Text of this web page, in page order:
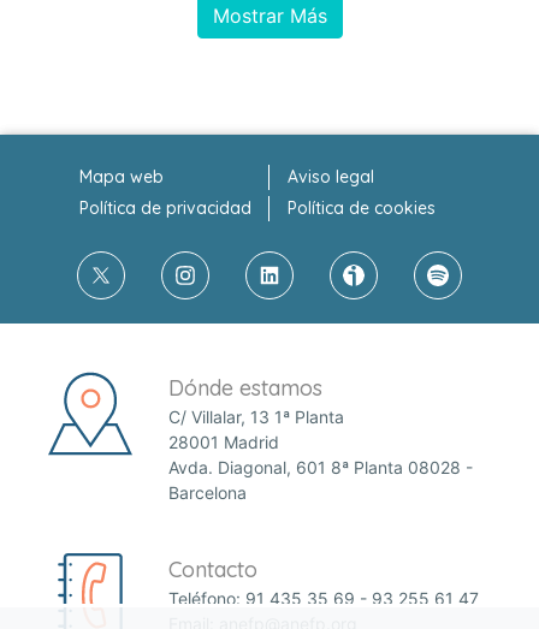
Mostrar Más
Mapa web
Aviso legal
Política de privacidad
Política de cookies
Dónde estamos
C/ Villalar, 13 1ª Planta
28001 Madrid
Avda. Diagonal, 601 8ª Planta 08028 -
Barcelona
Contacto
Teléfono: 91 435 35 69 - 93 255 61 47